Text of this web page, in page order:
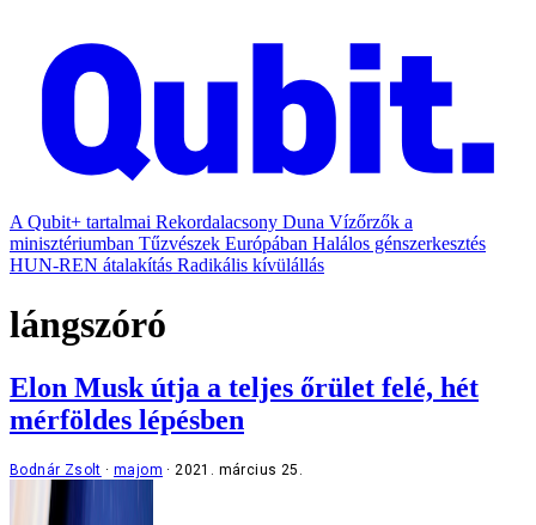
A Qubit+ tartalmai Rekordalacsony Duna Vízőrzők a
minisztériumban Tűzvészek Európában Halálos génszerkesztés
HUN-REN átalakítás Radikális kívülállás
lángszóró
Elon Musk útja a teljes őrület felé, hét
mérföldes lépésben
Bodnár Zsolt majom 2021. március 25.